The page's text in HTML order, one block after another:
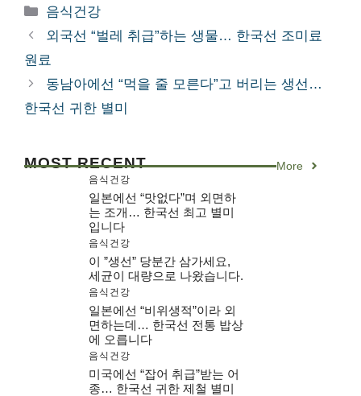
카
테
리
음식건강
외국선 “벌레 취급”하는 생물… 한국선 조미료
원료
동남아에선 “먹을 줄 모른다”고 버리는 생선…
한국선 귀한 별미
MOST RECENT More
음식건강
일본에선 “맛없다”며 외면하
는 조개… 한국선 최고 별미
입니다
음식건강
이 ”생선” 당분간 삼가세요,
세균이 대량으로 나왔습니다.
음식건강
일본에선 “비위생적”이라 외
면하는데… 한국선 전통 밥상
에 오릅니다
음식건강
미국에선 “잡어 취급”받는 어
종… 한국선 귀한 제철 별미